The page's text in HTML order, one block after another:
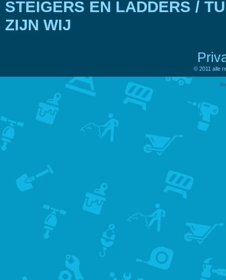
STEIGERS EN LADDERS /
ZIJN WIJ
© 2011 alle